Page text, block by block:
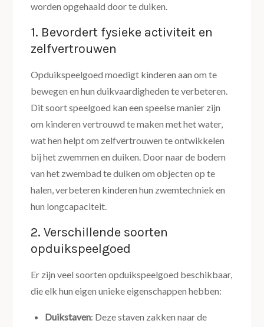
worden opgehaald door te duiken.
1. Bevordert fysieke activiteit en
zelfvertrouwen
Opduikspeelgoed moedigt kinderen aan om te
bewegen en hun duikvaardigheden te verbeteren.
Dit soort speelgoed kan een speelse manier zijn
om kinderen vertrouwd te maken met het water,
wat hen helpt om zelfvertrouwen te ontwikkelen
bij het zwemmen en duiken. Door naar de bodem
van het zwembad te duiken om objecten op te
halen, verbeteren kinderen hun zwemtechniek en
hun longcapaciteit.
2. Verschillende soorten
opduikspeelgoed
Er zijn veel soorten opduikspeelgoed beschikbaar,
die elk hun eigen unieke eigenschappen hebben:
Duikstaven: Deze staven zakken naar de